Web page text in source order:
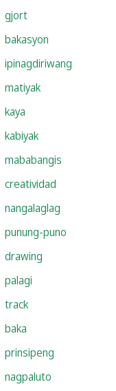
gjort
bakasyon
ipinagdiriwang
matiyak
kaya
kabiyak
mababangis
creatividad
nangalaglag
punung-puno
drawing
palagi
track
baka
prinsipeng
nagpaluto